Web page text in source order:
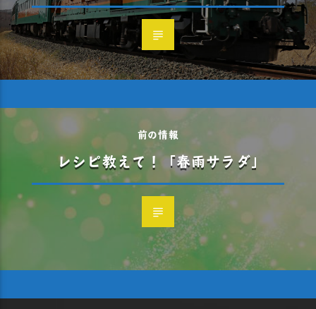
前の情報
レシピ教えて！「春雨サラダ」